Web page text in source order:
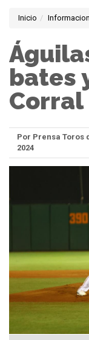
Inicio
bates
Corral
Por Prensa Toros
2024